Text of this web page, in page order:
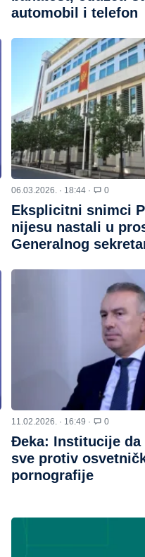
automobil i telefon
06.03.2026. · 18:44 · 0
Eksplicitni snimci
nijesu nastali u
Generalnog
11.02.2026. · 16:49 · 0
Đeka: Institucije da
sve protiv
pornografije